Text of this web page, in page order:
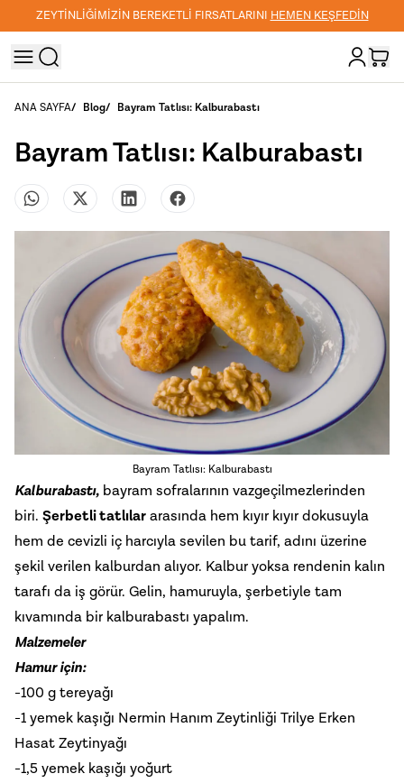
3000 TL VE ÜZERİ KARGO ÜCRETSİZ
ANA SAYFA/ Blog/ Bayram Tatlısı: Kalburabastı
Bayram Tatlısı: Kalburabastı
Bayram Tatlısı: Kalburabastı
Kalburabastı, bayram sofralarının vazgeçilmezlerinden
biri. Şerbetli tatlılararasında hem kıyır kıyır dokusuyla
hem de cevizli iç harcıyla sevilen bu tarif, adını üzerine
şekil verilen kalburdan alıyor. Kalbur yoksa rendenin kalın
tarafı da iş görür. Gelin, hamuruyla, şerbetiyle tam
kıvamında bir kalburabastı yapalım.
Malzemeler
Hamur için:
-100 g tereyağı
-1 yemek kaşığı Nermin Hanım Zeytinliği Trilye Erken
Hasat Zeytinyağı
-1,5 yemek kaşığı yoğurt